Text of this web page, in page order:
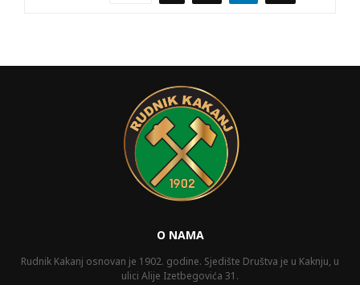
O NAMA
Rudnik Kakanj osnovan je 1902. godine. Sjedište Društva je u Kaknju, u
ulici Alije Izetbegovića 31.